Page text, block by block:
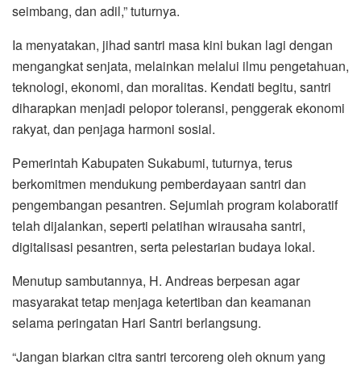
seimbang, dan adil,” tuturnya.
Ia menyatakan, jihad santri masa kini bukan lagi dengan
mengangkat senjata, melainkan melalui ilmu pengetahuan,
teknologi, ekonomi, dan moralitas. Kendati begitu, santri
diharapkan menjadi pelopor toleransi, penggerak ekonomi
rakyat, dan penjaga harmoni sosial.
Pemerintah Kabupaten Sukabumi, tuturnya, terus
berkomitmen mendukung pemberdayaan santri dan
pengembangan pesantren. Sejumlah program kolaboratif
telah dijalankan, seperti pelatihan wirausaha santri,
digitalisasi pesantren, serta pelestarian budaya lokal.
Menutup sambutannya, H. Andreas berpesan agar
masyarakat tetap menjaga ketertiban dan keamanan
selama peringatan Hari Santri berlangsung.
“Jangan biarkan citra santri tercoreng oleh oknum yang